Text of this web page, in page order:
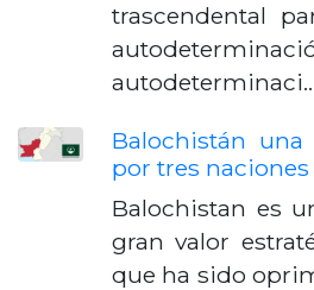
trascendental
Balochistán
por tres
Balochistan es
gran valor
que ha sido